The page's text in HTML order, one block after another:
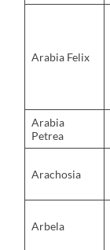
Arabia Felix
Arabia
Petrea
Arachosia
Arbela